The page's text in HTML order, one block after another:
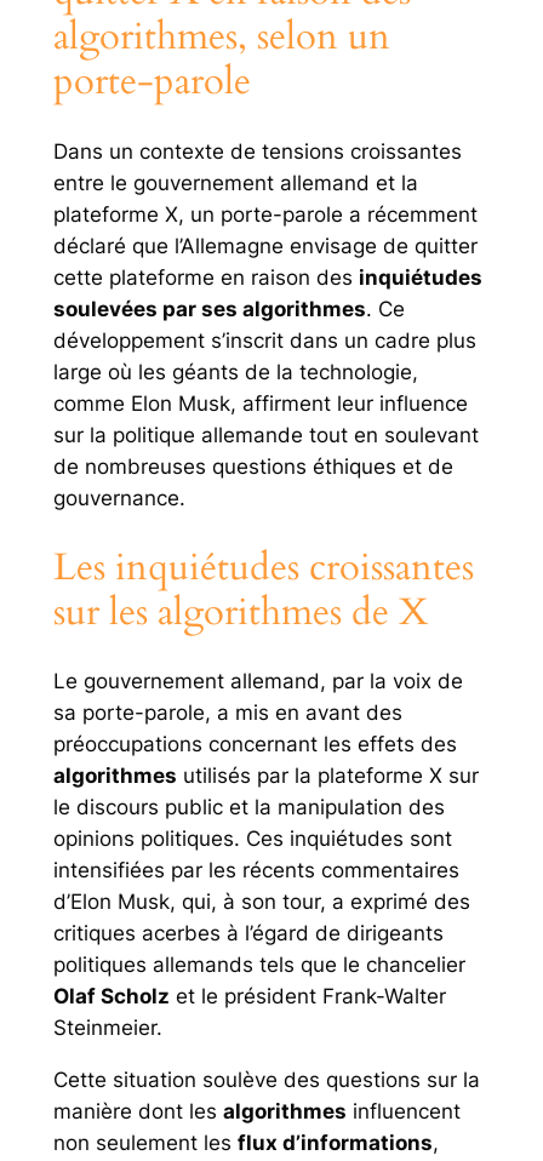
algorithmes, selon un
porte-parole
Dans un contexte de tensions croissantes
entre le gouvernement allemand et la
plateforme X, un porte-parole a récemment
déclaré que l’Allemagne envisage de quitter
cette plateforme en raison des inquiétudes
soulevées par ses algorithmes. Ce
développement s’inscrit dans un cadre plus
large où les géants de la technologie,
comme Elon Musk, affirment leur influence
sur la politique allemande tout en soulevant
de nombreuses questions éthiques et de
gouvernance.
Les inquiétudes croissantes
sur les algorithmes de X
Le gouvernement allemand, par la voix de
sa porte-parole, a mis en avant des
préoccupations concernant les effets des
algorithmes utilisés par la plateforme X sur
le discours public et la manipulation des
opinions politiques. Ces inquiétudes sont
intensifiées par les récents commentaires
d’Elon Musk, qui, à son tour, a exprimé des
critiques acerbes à l’égard de dirigeants
politiques allemands tels que le chancelier
Olaf Scholz et le président Frank-Walter
Steinmeier.
Cette situation soulève des questions sur la
manière dont les algorithmes influencent
non seulement les flux d’informations,